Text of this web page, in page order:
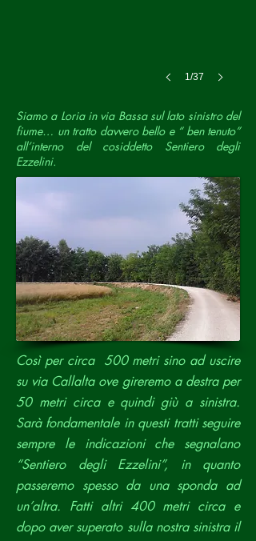
1/37
Siamo a Loria in via Bassa sul lato sinistro del
fiume… un tratto davvero bello e “ ben tenuto”
all’interno del cosiddetto Sentiero degli
Ezzelini.
Così per circa 500 metri sino ad uscire
su via Callalta ove gireremo a destra per
50 metri circa e quindi giù a sinistra.
Sarà fondamentale in questi tratti seguire
sempre le indicazioni che segnalano
“Sentiero degli Ezzelini”, in quanto
passeremo spesso da una sponda ad
un’altra. Fatti altri 400 metri circa e
dopo aver superato sulla nostra sinistra il